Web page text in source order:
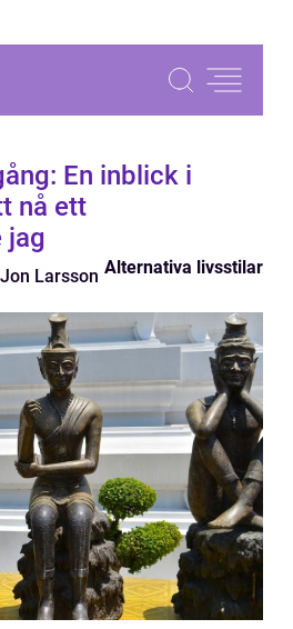
En inblick i
nå ett
jag
Jon Larsson Alternativa livsstilar